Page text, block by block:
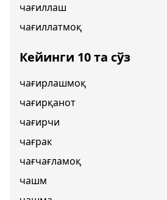
чағиллаш
чағиллатмоқ
Кейинги 10 та сўз
чағирлашмоқ
чағирқанот
чағирчи
чағрак
чағчағламоқ
чашм